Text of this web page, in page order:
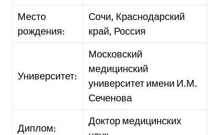
Место
рождения:
Сочи, Краснодарский
край, Россия
Университет:
Московский
медицинский
университет имени И.М.
Сеченова
Диплом:
Доктор медицинских